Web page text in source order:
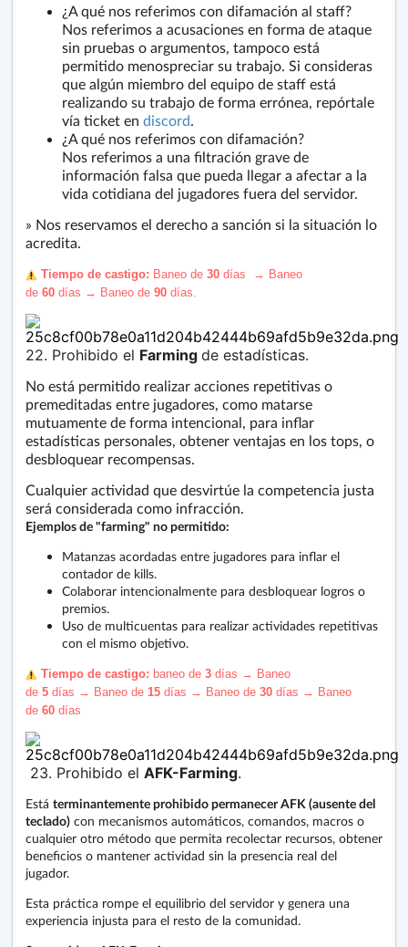
¿A qué nos referimos con difamación al staff?
Nos referimos a acusaciones en forma de ataque
sin pruebas o argumentos, tampoco está
permitido menospreciar su trabajo. Si consideras
que algún miembro del equipo de staff está
realizando su trabajo de forma errónea, repórtale
vía ticket en discord.
¿A qué nos referimos con difamación?
Nos referimos a una filtración grave de
información falsa que pueda llegar a afectar a la
vida cotidiana del jugadores fuera del servidor.
» Nos reservamos el derecho a sanción si la situación lo
acredita.
️ Tiempo de castigo: Baneo de30 días → Baneo
de 60 días → Baneo de 90 días
22. Prohibido el Farming de estadísticas.
No está permitido realizar acciones repetitivas o
premeditadas entre jugadores, como matarse
mutuamente de forma intencional, para inflar
estadísticas personales, obtener ventajas en los tops, o
desbloquear recompensas.
Cualquier actividad que desvirtúe la competencia justa
será considerada como infracción.
Ejemplos de "farming" no permitido:
Matanzas acordadas entre jugadores para inflar el
contador de kills.
Colaborar intencionalmente para desbloquear logros o
premios.
Uso de multicuentas para realizar actividades repetitivas
con el mismo objetivo.
️ Tiempo de castigo: baneode3 días → Baneo
de 5 días → Baneo de 15 días → Baneo de 30 días → Baneo
de 60 días
23. Prohibido el AFK-Farming.
Está terminantemente prohibido permanecer AFK (ausente del
teclado) con mecanismos automáticos, comandos, macros o
cualquier otro método que permita recolectar recursos, obtener
beneficios o mantener actividad sin la presencia real del
jugador.
Esta práctica rompe el equilibrio del servidor y genera una
experiencia injusta para el resto de la comunidad.